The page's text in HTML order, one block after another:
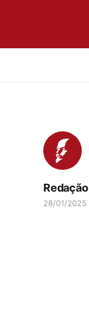
Redação
28/01/2025